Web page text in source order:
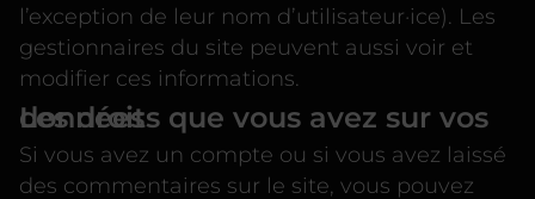
l’exception de leur nom d’utilisateur·ice). Les
gestionnaires du site peuvent aussi voir et
modifier ces informations.
Les droits que vous avez sur vos données
Si vous avez un compte ou si vous avez laissé
des commentaires sur le site, vous pouvez